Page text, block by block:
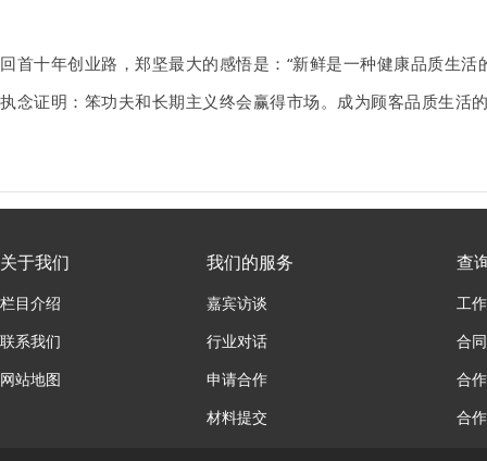
回首十年创业路，郑坚最大的感悟是：“新鲜是一种健康品质生
执念证明：笨功夫和长期主义终会赢得市场。成为顾客品质生
关于我们
栏目介绍
联系我们
网站地图
我们的服务
嘉宾访谈
行业对话
申请合作
材料提交
查
工
合
合
合